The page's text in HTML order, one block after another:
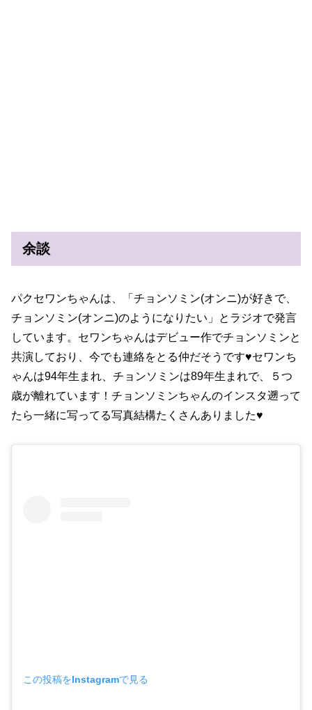
余談
パクセワンちゃんは、「チョンソミン(オンニ)が好きで、
チョンソミン(オンニ)のようになりたい」とラジオで発言
しています。セワンちゃんはデビュー作でチョンソミンと
共演しており、今でも連絡をとる仲だそうです♥️セワンち
ゃんは94年生まれ、チョンソミンは89年生まれで、５つ
歳が離れています！チョンソミンちゃんのインスタ遡って
たら一緒に写ってる写真結構たくさんありました♥️
この投稿をInstagramで見る